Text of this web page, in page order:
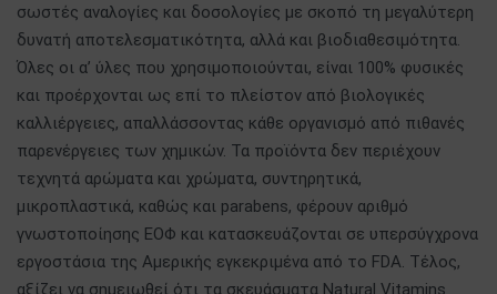
σωστές αναλογίες και δοσολογίες με σκοπό τη μεγαλύτερη
δυνατή αποτελεσματικότητα, αλλά και βιοδιαθεσιμότητα.
Όλες οι α’ ύλες που χρησιμοποιούνται, είναι 100% φυσικές
και προέρχονται ως επί το πλείστον από βιολογικές
καλλιέργειες, απαλλάσσοντας κάθε οργανισμό από πιθανές
παρενέργειες των χημικών. Τα προϊόντα δεν περιέχουν
τεχνητά αρώματα και χρώματα, συντηρητικά,
μικροπλαστικά, καθώς και parabens, φέρουν αριθμό
γνωστοποίησης ΕΟΦ και κατασκευάζονται σε υπερσύγχρονα
εργοστάσια της Αμερικής εγκεκριμένα από το FDA. Τέλος,
αξίζει να σημειωθεί ότι τα σκευάσματα Natural Vitamins